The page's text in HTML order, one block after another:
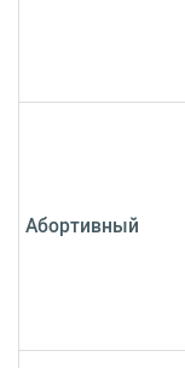
Абортивный